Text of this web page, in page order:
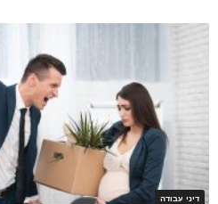
דיני עבודה